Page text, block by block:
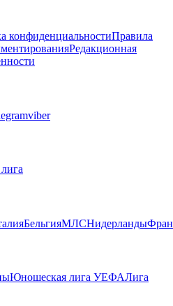
конфиденциальностиПравила
Редакционная
viber
БельгияМЛСНидерланды
Юношеская лига УЕФАЛига